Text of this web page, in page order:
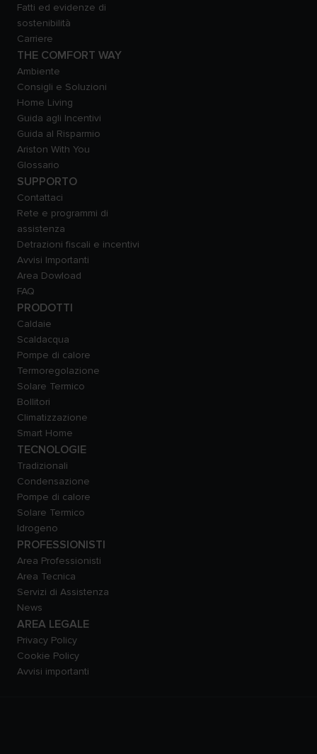
Fatti ed evidenze di
sostenibilità
Carriere
THE COMFORT WAY
Ambiente
Consigli e Soluzioni
Home Living
Guida agli Incentivi
Guida al Risparmio
Ariston With You
Glossario
SUPPORTO
Contattaci
Rete e programmi di
assistenza
Detrazioni fiscali e incentivi
Avvisi Importanti
Area Dowload
FAQ
PRODOTTI
Caldaie
Scaldacqua
Pompe di calore
Termoregolazione
Solare Termico
Bollitori
Climatizzazione
Smart Home
TECNOLOGIE
Tradizionali
Condensazione
Pompe di calore
Solare Termico
Idrogeno
PROFESSIONISTI
Area Professionisti
Area Tecnica
Servizi di Assistenza
News
AREA LEGALE
Privacy Policy
Cookie Policy
Avvisi importanti